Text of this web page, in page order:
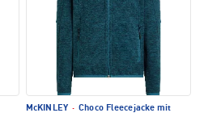
McKINLEY · Choco Fleecejacke mit